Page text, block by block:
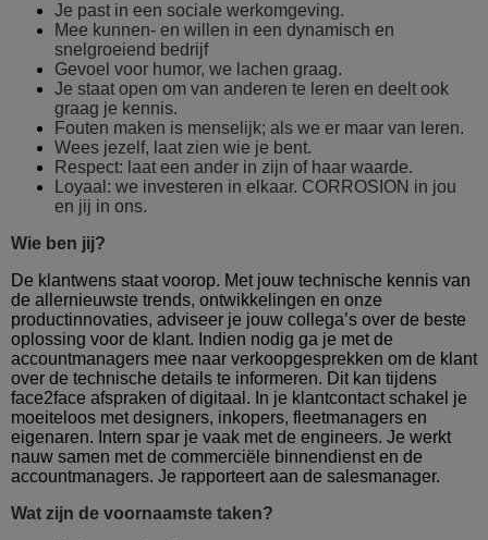
Je past in een sociale werkomgeving.
Mee kunnen- en willen in een dynamisch en
snelgroeiend bedrijf
Gevoel voor humor, we lachen graag.
Je staat open om van anderen te leren en deelt ook
graag je kennis.
Fouten maken is menselijk; als we er maar van leren.
Wees jezelf, laat zien wie je bent.
Respect: laat een ander in zijn of haar waarde.
Loyaal: we investeren in elkaar. CORROSION in jou
en jij in ons.
Wie ben jij?
De klantwens staat voorop. Met jouw technische kennis van
de allernieuwste trends, ontwikkelingen en onze
productinnovaties, adviseer je jouw collega’s over de beste
oplossing voor de klant. Indien nodig ga je met de
accountmanagers mee naar verkoopgesprekken om de klant
over de technische details te informeren. Dit kan tijdens
face2face afspraken of digitaal. In je klantcontact schakel je
moeiteloos met designers, inkopers, fleetmanagers en
eigenaren. Intern spar je vaak met de engineers. Je werkt
nauw samen met de commerciële binnendienst en de
accountmanagers. Je rapporteert aan de salesmanager.
Wat zijn de voornaamste taken?